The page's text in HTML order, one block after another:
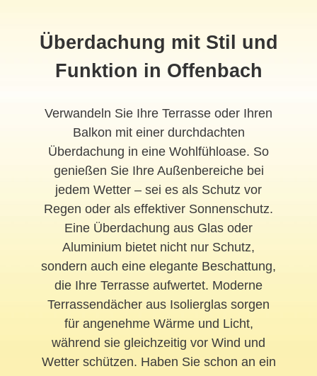
Überdachung mit Stil und
Funktion in Offenbach
Verwandeln Sie Ihre Terrasse oder Ihren
Balkon mit einer durchdachten
Überdachung in eine Wohlfühloase. So
genießen Sie Ihre Außenbereiche bei
jedem Wetter – sei es als Schutz vor
Regen oder als effektiver Sonnenschutz.
Eine Überdachung aus Glas oder
Aluminium bietet nicht nur Schutz,
sondern auch eine elegante Beschattung,
die Ihre Terrasse aufwertet. Moderne
Terrassendächer aus Isolierglas sorgen
für angenehme Wärme und Licht,
während sie gleichzeitig vor Wind und
Wetter schützen. Haben Sie schon an ein